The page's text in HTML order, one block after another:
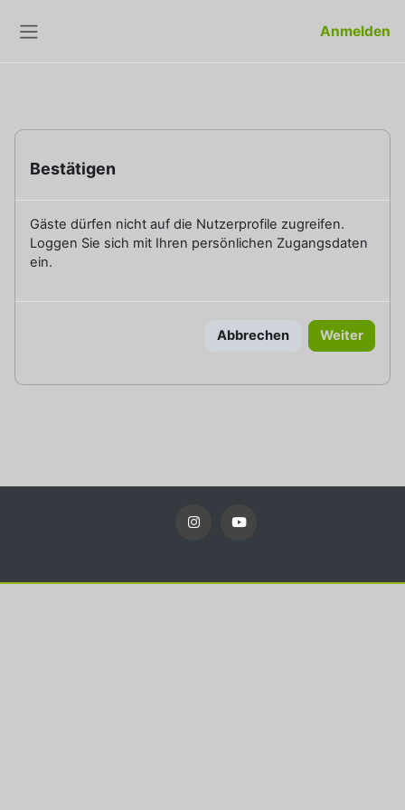
Anmelden
Bestätigen
Gäste dürfen nicht auf die Nutzerprofile zugreifen.
Loggen Sie sich mit Ihren persönlichen Zugangsdaten
ein.
Abbrechen Weiter